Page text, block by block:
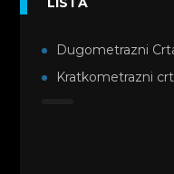
Dugometrazni
Kratkometrazni